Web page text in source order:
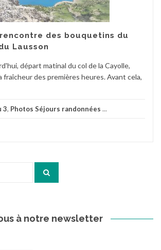
des bouquetins du
Lausson
départ matinal du col de la Cayolle,
fraîcheur des premières heures. Avant cela,
3, Photos Séjours randonnées ...
à notre newsletter